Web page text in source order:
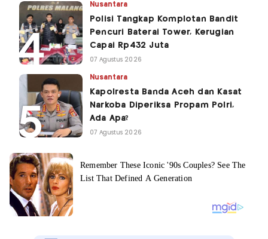
Nusantara
Polisi Tangkap Komplotan Bandit
Pencuri Baterai Tower, Kerugian
Capai Rp432 Juta
07 Agustus 2026
Nusantara
Kapolresta Banda Aceh dan Kasat
Narkoba Diperiksa Propam Polri,
Ada Apa?
07 Agustus 2026